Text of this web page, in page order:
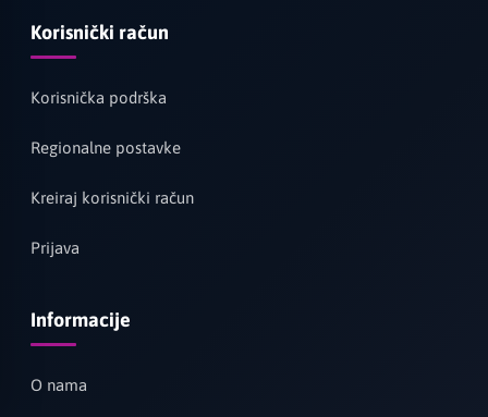
Korisnički račun
Korisnička podrška
Regionalne postavke
Kreiraj korisnički račun
Prijava
Informacije
O nama